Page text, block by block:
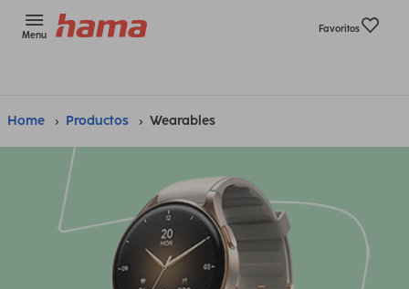
Menu
Favoritos
Home Productos Wearables